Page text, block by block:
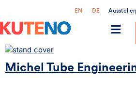
EN DE
Michel Tube